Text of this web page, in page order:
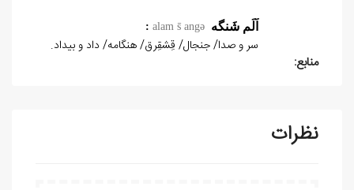
اَلَم شَنگهalam s̄ angə
:
سر و صدا/ جنجال/ قِشقِرق/ هنگامه/ داد و بیداد.
منابع:
نظرات